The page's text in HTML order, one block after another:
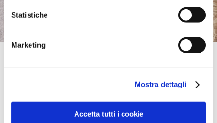
Statistiche
Marketing
Mostra dettagli
Accetta tutti i cookie
Chiaffi Ambienti Di Qualita' | Ciano D'Enza
42026, CIANO D'ENZA CANOSSA, RE, Italien
info@chiaffiarredamenti.it